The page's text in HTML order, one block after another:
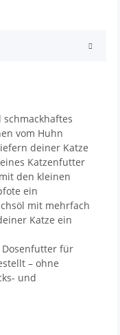
schmackhaftes
vom Huhn
deiner Katze
Katzenfutter
den kleinen
ein
mit mehrfach
Katze ein
Dosenfutter für
– ohne
und